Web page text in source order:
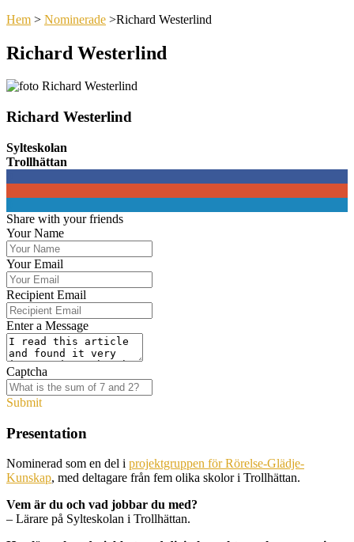
Hem > Nominerade >Richard Westerlind
Richard Westerlind
Richard Westerlind
Sylteskolan
Trollhättan
Share with your friends
Your Name
Your Email
Recipient Email
Enter a Message
Captcha
Submit
Presentation
Nominerad som en del i projektgruppen för Rörelse-Glädje-
Kunskap, med deltagare från fem olika skolor i Trollhättan.
Vem är du och vad jobbar du med?
– Lärare på Sylteskolan i Trollhättan.